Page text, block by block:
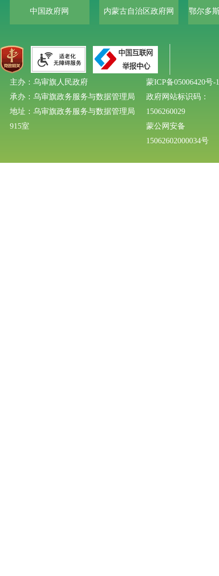
中国政府网 内蒙古自治区政府网 鄂尔多
主办：乌审旗人民政府
承办：乌审旗政务服务与数据管理局
地址：乌审旗政务服务与数据管理局
915室
蒙ICP备05006420号-1
政府网站标识码：
1506260029
蒙公网安备
15062602000034号